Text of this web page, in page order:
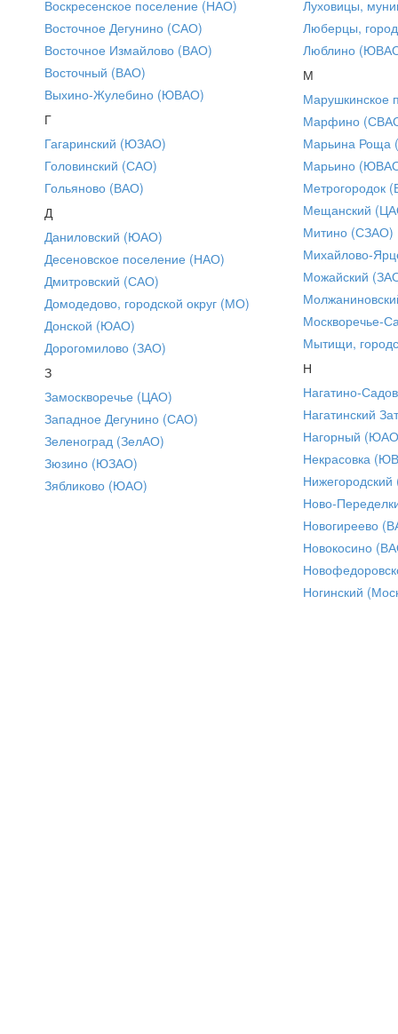
Воскресенское поселение (НАО)
Восточное Дегунино (САО)
Восточное Измайлово (ВАО)
Восточный (ВАО)
Выхино-Жулебино (ЮВАО)
Г
Гагаринский (ЮЗАО)
Головинский (САО)
Гольяново (ВАО)
Д
Даниловский (ЮАО)
Десеновское поселение (НАО)
Дмитровский (САО)
Домодедово, городской округ (МО)
Донской (ЮАО)
Дорогомилово (ЗАО)
З
Замоскворечье (ЦАО)
Западное Дегунино (САО)
Зеленоград (ЗелАО)
Зюзино (ЮЗАО)
Зябликово (ЮАО)
Луховицы,
Люберцы,
Люблино
М
Марушкинское
Марфино
Марьина Роща
Марьино
Метрогородок
Мещанский
Митино (СЗАО)
Михайлово-
Можайский
Москворечье-
Мытищи,
Н
Нагатино-
Нагатинский
Нагорный
Некрасовка
Ново-
Новогиреево
Новокосино
Ногинский